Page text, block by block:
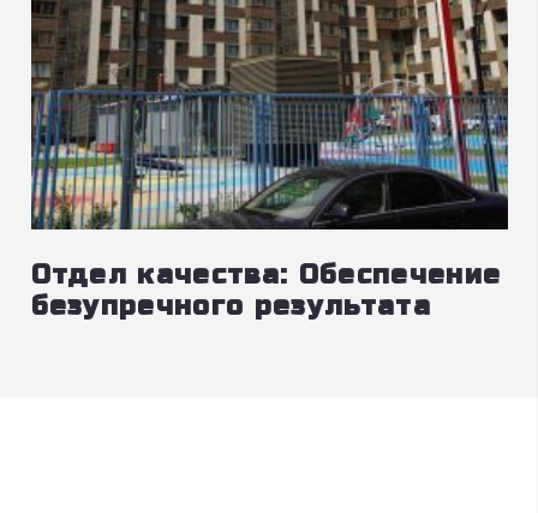
Отдел качества: Обеспечение
безупречного результата